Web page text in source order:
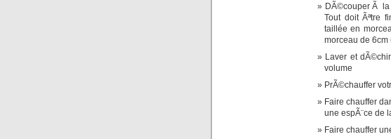
DÃ©couper Ã la
Tout doit Ãªtre
taillée en
morceau de 6cm
Laver et
volume
PrÃ©chauffer
Faire chauffer
une espÃ¨ce de
Faire chauffer